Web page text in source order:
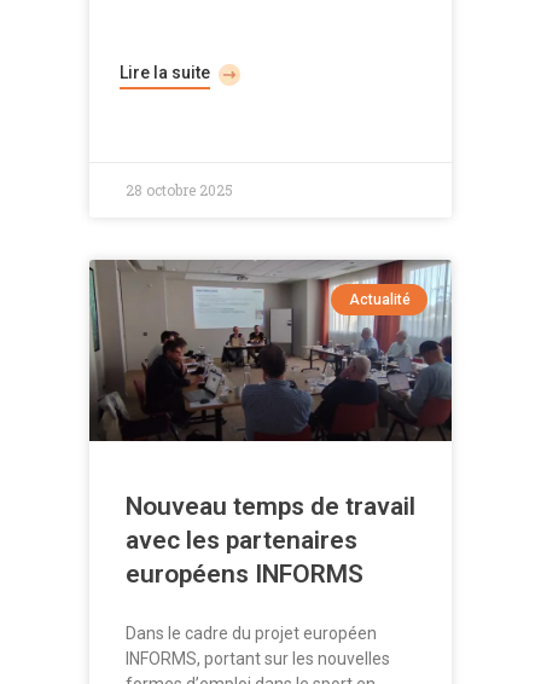
Lire la suite
28 octobre 2025
Actualité
Nouveau temps de travail
avec les partenaires
européens INFORMS
Dans le cadre du projet européen
INFORMS, portant sur les nouvelles